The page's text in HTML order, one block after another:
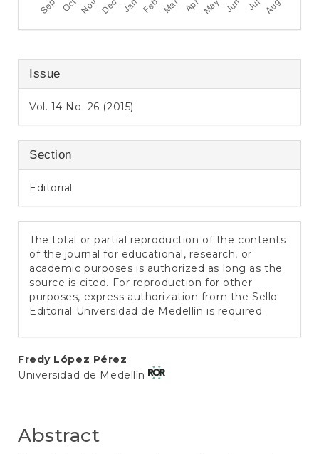
Issue
Vol. 14 No. 26 (2015)
Section
Editorial
The total or partial reproduction of the contents
of the journal for educational, research, or
academic purposes is authorized as long as the
source is cited. For reproduction for other
purposes, express authorization from the Sello
Editorial Universidad de Medellín is required.
Main
Article
Fredy López Pérez
Universidad de Medellín
Abstract